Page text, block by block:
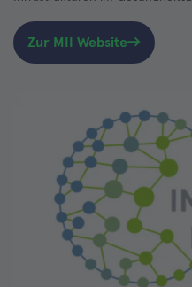
Zur MII Website